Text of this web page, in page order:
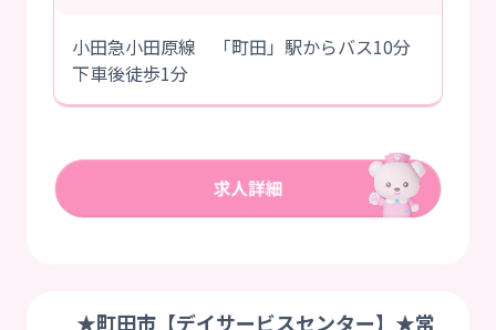
小田急小田原線 「町田」駅からバス10分
下車後徒歩1分
★町田市【デイサービスセンター】★常